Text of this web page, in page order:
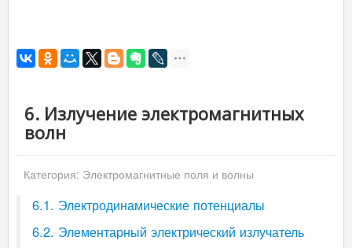
6. Излучение электромагнитных
волн
Категория: Электромагнитные поля и волны
6.1. Электродинамические потенциалы
6.2. Элементарный электрический излучатель